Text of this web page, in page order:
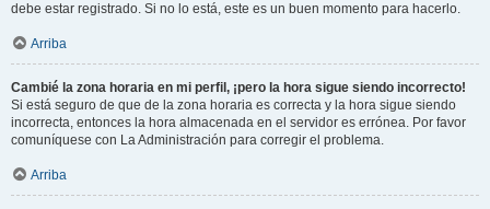
debe estar registrado. Si no lo está, este es un buen momento para hacerlo.
Arriba
Cambié la zona horaria en mi perfil, ¡pero la hora sigue siendo incorrecto!
Si está seguro de que de la zona horaria es correcta y la hora sigue siendo
incorrecta, entonces la hora almacenada en el servidor es errónea. Por favor
comuníquese con La Administración para corregir el problema.
Arriba